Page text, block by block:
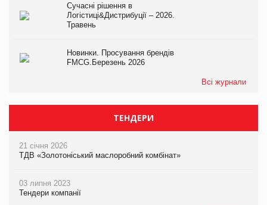
Сучасні рішення в
Логістиці&Дистрибуції – 2026.
Травень
Новинки. Просування брендів
FMCG.Березень 2026
Всі журнали
ТЕНДЕРИ
21 січня 2026
ТДВ «Золотоніський маслоробний комбінат»
03 липня 2023
Тендери компанії